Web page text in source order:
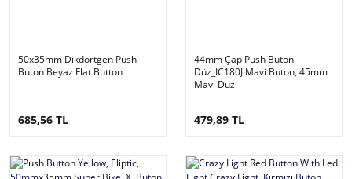
50x35mm Dikdörtgen Push
Buton Beyaz Flat Button
685,56 TL
44mm Çap Push Buton
Düz_IC180J Mavi Buton, 45mm
Mavi Düz
479,89 TL